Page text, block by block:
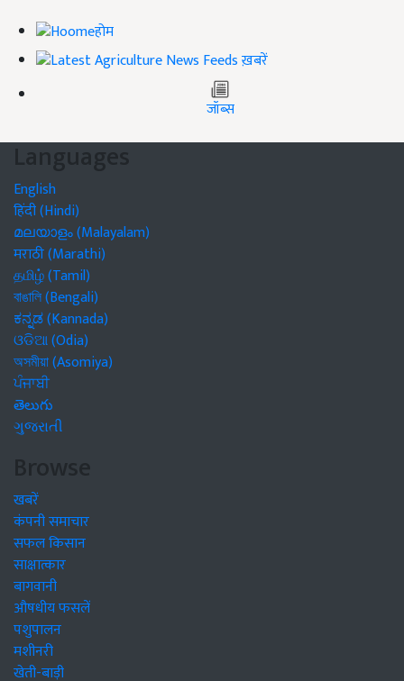
होम
ख़बरें
जॉब्स
Languages
English
हिंदी (Hindi)
മലയാളം (Malayalam)
मराठी (Marathi)
தமிழ் (Tamil)
বাঙালি (Bengali)
ಕನ್ನಡ (Kannada)
ଓଡିଆ (Odia)
অসমীয়া (Asomiya)
ਪੰਜਾਬੀ
తెలుగు
ગુજરાતી
Browse
खबरें
कंपनी समाचार
सफल किसान
साक्षात्कार
बागवानी
औषधीय फसलें
पशुपालन
मशीनरी
खेती-बाड़ी